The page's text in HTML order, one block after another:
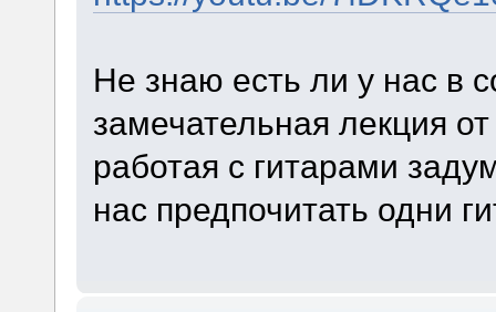
Не знаю есть ли у нас в
замечательная лекция
работая с гитарами
нас предпочитать одни